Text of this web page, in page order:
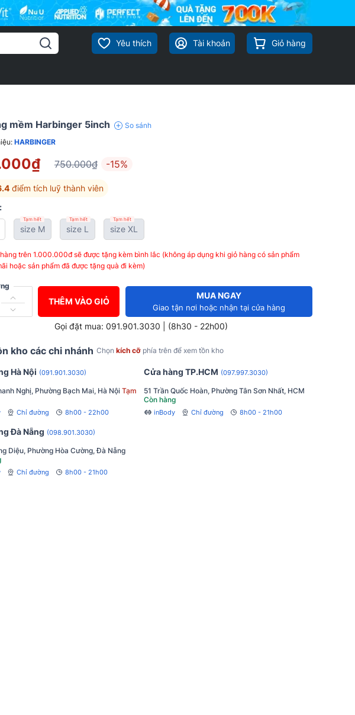
Yêu thích Tài khoản Giỏ hàng
mềm Harbinger 5inch
So sánh
HARBINGER
750.000₫ -15%
điểm tích luỹ thành viên
Tạm hết
size M
Tạm hết
size L
Tạm hết
size XL
trên 1.000.000đ sẽ được tặng kèm bình lắc (không áp dụng khi giỏ hàng có sản phẩm
hoặc sản phẩm đã được tặng quà đi kèm)
THÊM VÀO GIỎ
MUA NGAY
Giao tận nơi hoặc nhận tại cửa hàng
Gọi đặt mua: 091.901.3030 | (8h30 - 22h00)
kho các chi nhánh Chọn kích cỡ phía trên để xem tồn kho
Hà Nội (091.901.3030)
Nghị, Phường Bạch Mai, Hà Nội Tạm
Chỉ đường 8h00 - 22h00
Cửa hàng TP.HCM (097.997.3030)
51 Trần Quốc Hoàn, Phường Tân Sơn Nhất, HCM
Còn hàng
inBody Chỉ đường 8h00 - 21h00
Đà Nẵng (098.901.3030)
Diệu, Phường Hòa Cường, Đà Nẵng
Chỉ đường 8h00 - 21h00